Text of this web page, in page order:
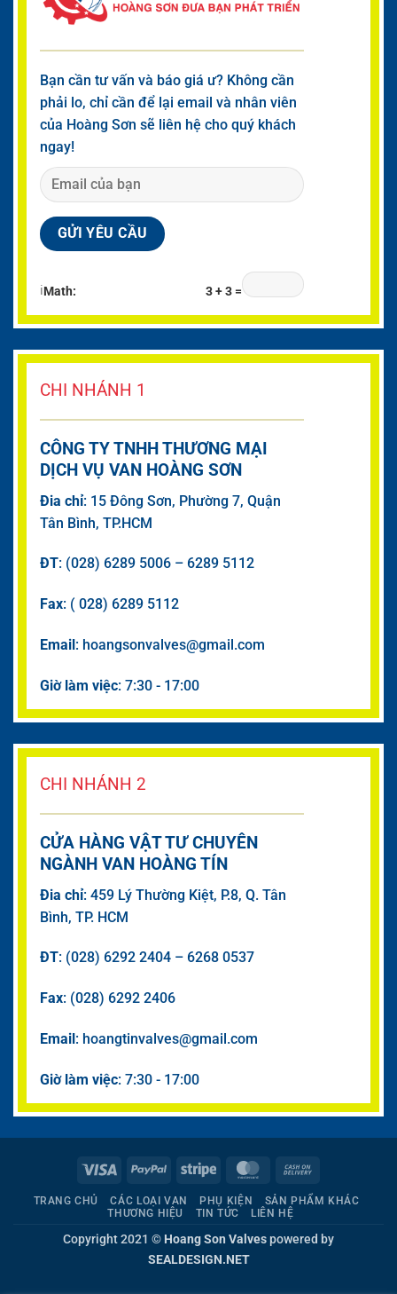
Bạn cần tư vấn và báo giá ư? Không cần
phải lo, chỉ cần để lại email và nhân viên
của Hoàng Sơn sẽ liên hệ cho quý khách
ngay!
ℹMath: 3 + 3 =
CHI NHÁNH 1
CÔNG TY TNHH THƯƠNG MẠI
DỊCH VỤ VAN HOÀNG SƠN
Đia chỉ: 15 Đông Sơn, Phường 7, Quận
Tân Bình, TP.HCM
ĐT: (028) 6289 5006 – 6289 5112
Fax: ( 028) 6289 5112
Email: hoangsonvalves@gmail.com
Giờ làm việc: 7:30 - 17:00
CHI NHÁNH 2
CỬA HÀNG VẬT TƯ CHUYÊN
NGÀNH VAN HOÀNG TÍN
Đia chỉ: 459 Lý Thường Kiệt, P.8, Q. Tân
Bình, TP. HCM
ĐT: (028) 6292 2404 – 6268 0537
Fax: (028) 6292 2406
Email: hoangtinvalves@gmail.com
Giờ làm việc: 7:30 - 17:00
Visa PayPal Stripe MasterCard
Delivery
TRANG CHỦ CÁC LOẠI VAN PHỤ KIỆN
SẢN PHẨM KHÁC
THƯƠNG HIỆU
TIN TỨC LIÊN HỆ
Copyright 2021 © Hoang Son Valvespowered by
SEALDESIGN.NET